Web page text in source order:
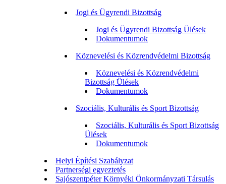
Jogi és Ügyrendi Bizottság
Jogi és Ügyrendi Bizottság Ülések
Dokumentumok
Köznevelési és Közrendvédelmi Bizottság
Köznevelési és Közrendvédelmi
Bizottság Ülések
Dokumentumok
Szociális, Kulturális és Sport Bizottság
Szociális, Kulturális és Sport Bizottság
Ülések
Dokumentumok
Helyi Építési Szabályzat
Partnerségi egyeztetés
Sajószentpéter Környéki Önkormányzati Társulás